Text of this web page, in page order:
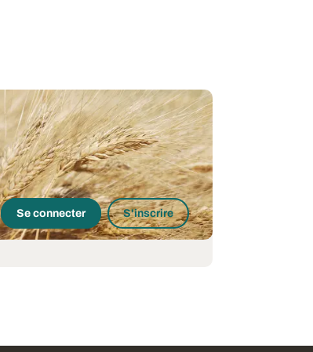
Se connecter S'inscrire